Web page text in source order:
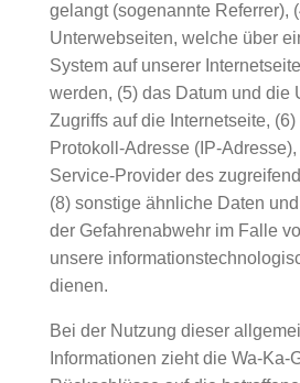
gelangt (sogenannte Referrer),
Unterwebseiten, welche über
System auf unserer
werden, (5) das Datum und die
Zugriffs auf die Internetseite,
Protokoll-Adresse (IP-
Service-Provider des
(8) sonstige ähnliche Daten
der Gefahrenabwehr im Falle
unsere
dienen.
Bei der Nutzung dieser
Informationen zieht die Wa-Ka-